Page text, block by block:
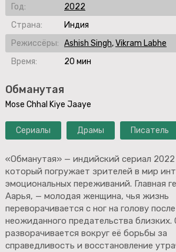
Обманутая
Mose Chhal Kiye Jaaye
Сериалы Драмы Писатель
«Обманутая» — индийский сериал 2022
который погружает зрителей в мир
эмоциональных переживаний. Главная
Аарья, — молодая женщина, чья жизнь
переворачивается с ног на голову после
неожиданного предательства
разворачивается вокруг её борьбы за
справедливость и восстановление
Год:
2022
Страна:
Индия
Режиссёры: Ashish Singh,Vikram Labhe
Время:
20 мин